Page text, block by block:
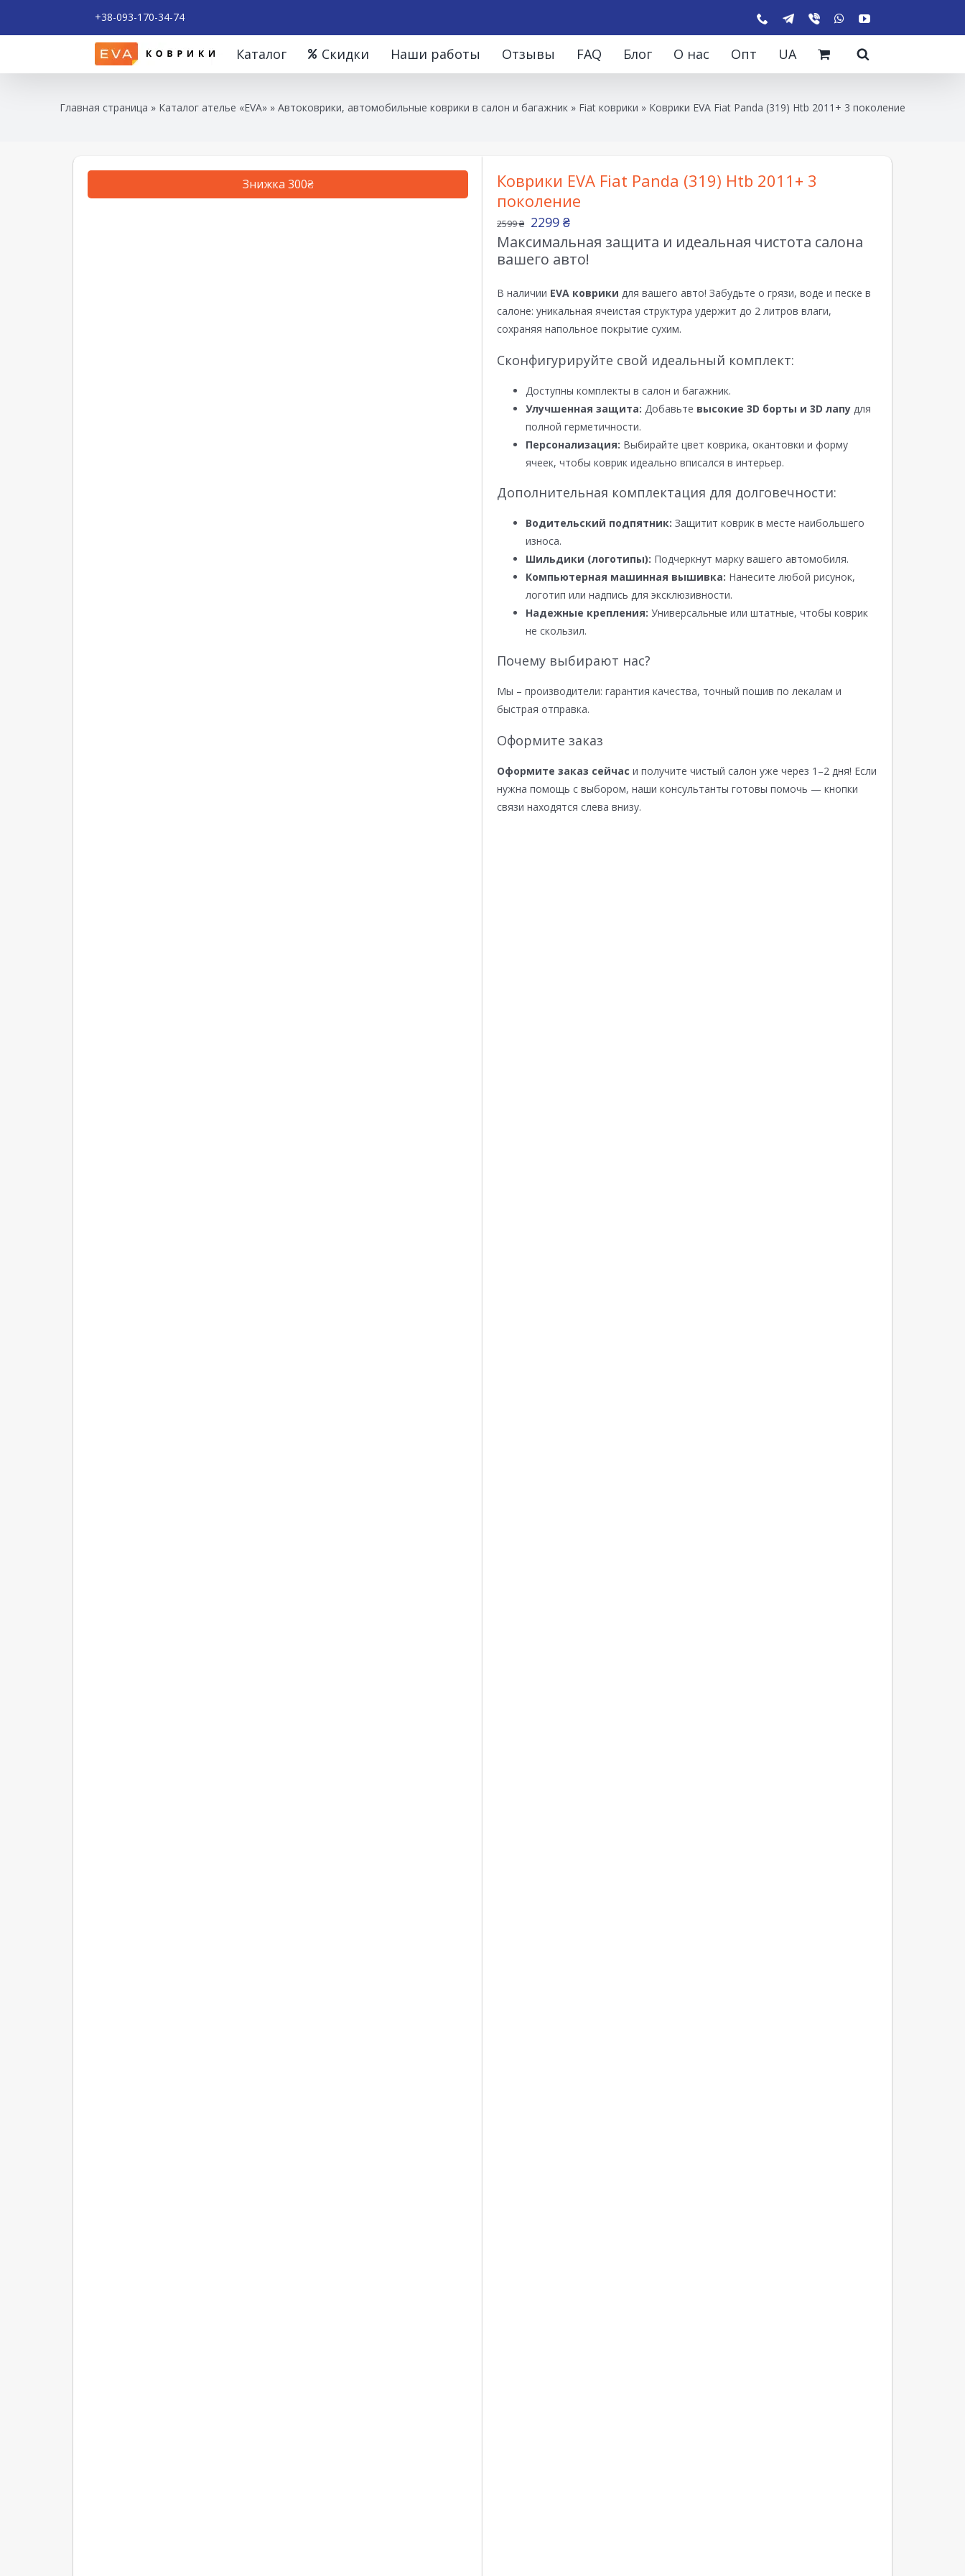
+38-093-170-34-74
Каталог Скидки Наши работы Отзывы FAQ Блог О нас Опт UA
Главная страница » Каталог ателье «EVA» » Автоковрики, автомобильные коврики в салон и багажник » Fiat коврики » Коврики EVA Fiat Panda (319) Htb 2011+ 3 поколение
Знижка 300₴
Коврики EVA Fiat Panda (319) Htb 2011+ 3
поколение
2599₴ 2299 ₴
Максимальная защита и идеальная чистота салона
вашего авто!
В наличии EVA коврики для вашего авто! Забудьте о грязи, воде и песке в
салоне: уникальная ячеистая структура удержит до 2 литров влаги,
сохраняя напольное покрытие сухим.
Сконфигурируйте свой идеальный комплект:
Доступны комплекты в салон и багажник.
Улучшенная защита: Добавьте высокие 3D борты и 3D лапу для
полной герметичности.
Персонализация: Выбирайте цвет коврика, окантовки и форму
ячеек, чтобы коврик идеально вписался в интерьер.
Дополнительная комплектация для долговечности:
Водительский подпятник: Защитит коврик в месте наибольшего
износа.
Шильдики (логотипы): Подчеркнут марку вашего автомобиля.
Компьютерная машинная вышивка: Нанесите любой рисунок,
логотип или надпись для эксклюзивности.
Надежные крепления: Универсальные или штатные, чтобы коврик
не скользил.
Почему выбирают нас?
Мы – производители: гарантия качества, точный пошив по лекалам и
быстрая отправка.
Оформите заказ
Оформите заказ сейчас и получите чистый салон уже через 1–2 дня! Если
нужна помощь с выбором, наши консультанты готовы помочь — кнопки
связи находятся слева внизу.